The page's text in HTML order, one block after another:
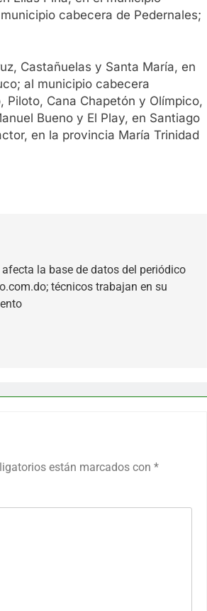
cabecera de Pedernales;
Castañuelas y Santa María, en
al municipio cabecera
Piloto, Cana Chapetón y Olímpico,
Bueno y El Play, en Santiago
en la provincia María Trinidad
afecta la base de datos del periódico
técnicos trabajan en su
están marcados con *